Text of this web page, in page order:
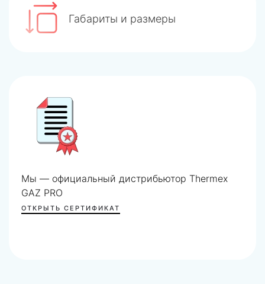
Габариты и размеры
Мы — официальный дистрибьютор Thermex
GAZ PRO
ОТКРЫТЬ СЕРТИФИКАТ